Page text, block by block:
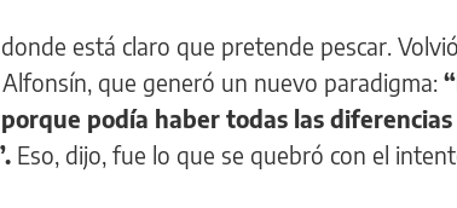
está claro que pretende pescar.
que generó un nuevo paradigma:
podía haber todas las
Eso, dijo, fue lo que se quebró con el